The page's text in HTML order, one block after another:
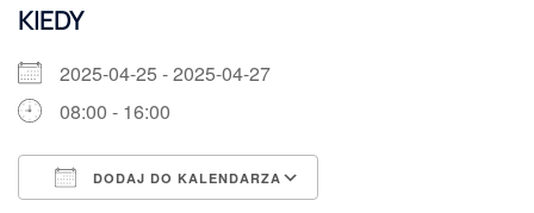
KIEDY
2025-04-25 - 2025-04-27
08:00 - 16:00
DODAJ DO KALENDARZA